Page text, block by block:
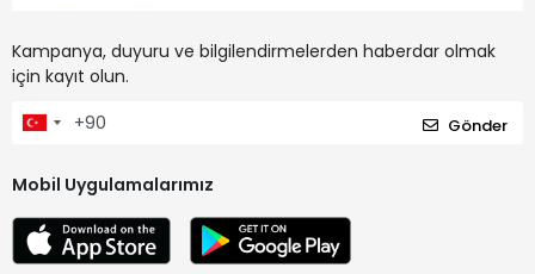
Kampanya, duyuru ve bilgilendirmelerden haberdar olmak
için kayıt olun.
Gönder
Mobil Uygulamalarımız